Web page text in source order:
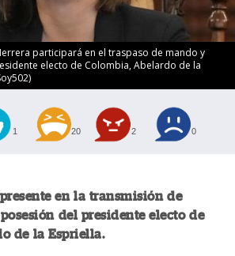
participará en el traspaso de mando y
electo de Colombia, Abelardo de la
1 20 2 0
en la transmisión de
del presidente electo de
de la Espriella.